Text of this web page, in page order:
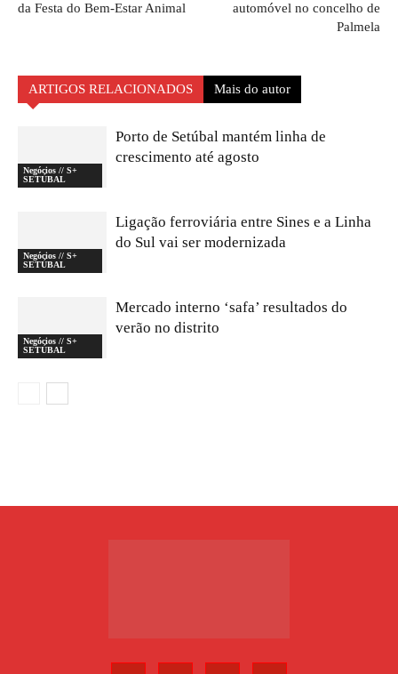
da Festa do Bem-Estar Animal
automóvel no concelho de
Palmela
ARTIGOS RELACIONADOS Mais do autor
Negócios // S+
SETÚBAL
Porto de Setúbal mantém linha de
crescimento até agosto
Negócios // S+
SETÚBAL
Ligação ferroviária entre Sines e a Linha
do Sul vai ser modernizada
Negócios // S+
SETÚBAL
Mercado interno ‘safa’ resultados do
verão no distrito